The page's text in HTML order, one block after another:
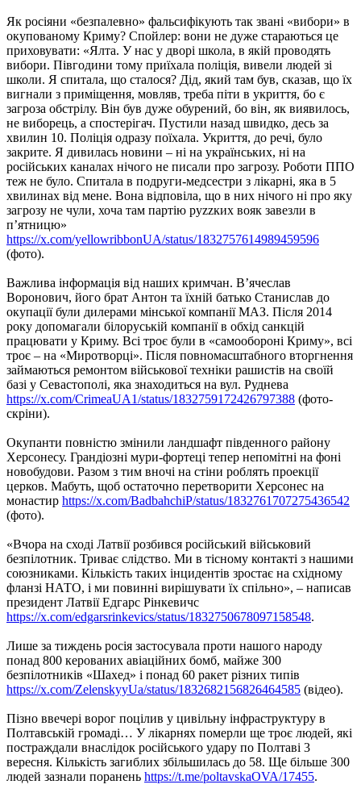
Як росіяни «безпалевно» фальсифікують так звані «вибори» в
окупованому Криму? Спойлер: вони не дуже стараються це
приховувати: «Ялта. У нас у дворі школа, в якій проводять
вибори. Півгодини тому приїхала поліція, вивели людей зі
школи. Я спитала, що сталося? Дід, який там був, сказав, що їх
вигнали з приміщення, мовляв, треба піти в укриття, бо є
загроза обстрілу. Він був дуже обурений, бо він, як виявилось,
не виборець, а спостерігач. Пустили назад швидко, десь за
хвилин 10. Поліція одразу поїхала. Укриття, до речі, було
закрите. Я дивилась новини – ні на українських, ні на
російських каналах нічого не писали про загрозу. Роботи ППО
теж не було. Спитала в подруги-медсестри з лікарні, яка в 5
хвилинах від мене. Вона відповіла, що в них нічого ні про яку
загрозу не чули, хоча там партію руzzких вояк завезли в
п’ятницю»
https://x.com/yellowribbonUA/status/1832757614989459596
(фото).
Важлива інформація від наших кримчан. В’ячеслав
Воронович, його брат Антон та їхній батько Станислав до
окупації були дилерами мінської компанії МАЗ. Після 2014
року допомагали білоруській компанії в обхід санкцій
працювати у Криму. Всі троє були в «самообороні Криму», всі
троє – на «Миротворці». Після повномасштабного вторгнення
займаються ремонтом військової техніки рашистів на своїй
базі у Севастополі, яка знаходиться на вул. Руднева
https://x.com/CrimeaUA1/status/1832759172426797388 (фото-
скріни).
Окупанти повністю змінили ландшафт південного району
Херсонесу. Грандіозні мури-фортеці тепер непомітні на фоні
новобудови. Разом з тим вночі на стіни роблять проекції
церков. Мабуть, щоб остаточно перетворити Херсонес на
монастир https://x.com/BadbahchiP/status/1832761707275436542
(фото).
«Вчора на сході Латвії розбився російський військовий
безпілотник. Триває слідство. Ми в тісному контакті з нашими
союзниками. Кількість таких інцидентів зростає на східному
фланзі НАТО, і ми повинні вирішувати їх спільно», – написав
президент Латвії Едгарс Рінкевичс
https://x.com/edgarsrinkevics/status/1832750678097158548.
Лише за тиждень росія застосувала проти нашого народу
понад 800 керованих авіаційних бомб, майже 300
безпілотників «Шахед» і понад 60 ракет різних типів
https://x.com/ZelenskyyUa/status/1832682156826464585 (відео).
Пізно ввечері ворог поцілив у цивільну інфраструктуру в
Полтавській громаді… У лікарнях померли ще троє людей, які
постраждали внаслідок російського удару по Полтаві 3
вересня. Кількість загиблих збільшилась до 58. Ще більше 300
людей зазнали поранень https://t.me/poltavskaOVA/17455.